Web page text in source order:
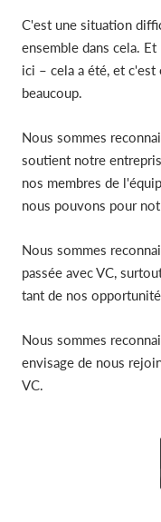
C'est une situation
ensemble dans cela.
ici – cela a été, et
beaucoup.
Nous sommes
soutient notre
nos membres de
nous pouvons pour
Nous sommes
passée avec VC,
tant de nos
Nous sommes
envisage de nous
VC.